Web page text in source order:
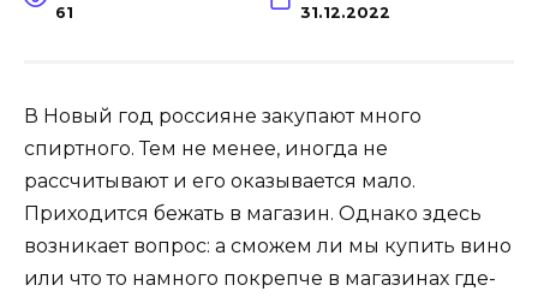
61 31.12.2022
В Новый год россияне закупают много
спиртного. Тем не менее, иногда не
рассчитывают и его оказывается мало.
Приходится бежать в магазин. Однако здесь
возникает вопрос: а сможем ли мы купить вино
или что то намного покрепче в магазинах где-